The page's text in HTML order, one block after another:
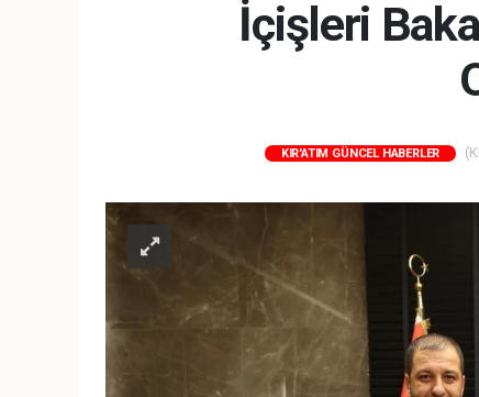
İçişleri
KIR'ATIM GÜNCEL HABERLER